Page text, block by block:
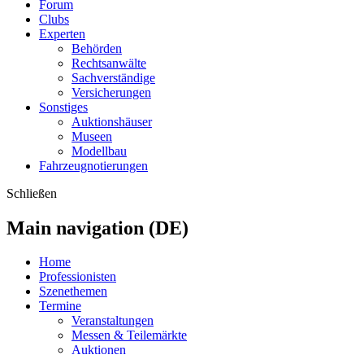
Forum
Clubs
Experten
Behörden
Rechtsanwälte
Sachverständige
Versicherungen
Sonstiges
Auktionshäuser
Museen
Modellbau
Fahrzeugnotierungen
Schließen
Main navigation (DE)
Home
Professionisten
Szenethemen
Termine
Veranstaltungen
Messen & Teilemärkte
Auktionen